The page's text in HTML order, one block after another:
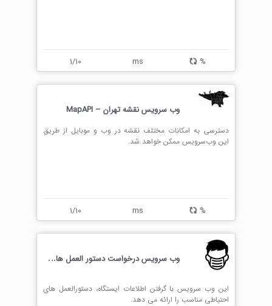
%
ms
1/10
وب سرویس نقشه تهران – MapAPI
دسترسی به امکانات مختلف نقشه در وب و موبایل از طریق
این وب‌سرویس ممکن خواهد شد.
%
ms
1/10
و
ب سرویس درخواست دستور العمل های احتیاطی بر اساس شاخص هر آلاینده
این وب سرویس با گرفتن اطلاعات ایستگاه، دستورالعمل های
احتیاطی مناسب را ارائه می دهد.